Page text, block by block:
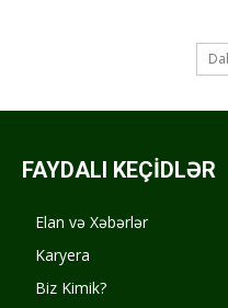
FAYDALI KEÇİDLƏR
Elan və Xəbərlər
Karyera
Biz Kimik?